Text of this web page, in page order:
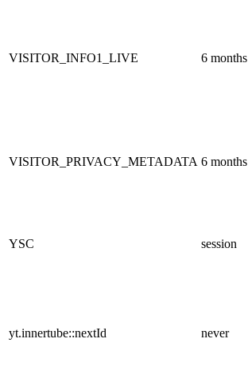
VISITOR_INFO1_LIVE 6 months
VISITOR_PRIVACY_METADATA 6 months
YSC session
yt.innertube::nextId never